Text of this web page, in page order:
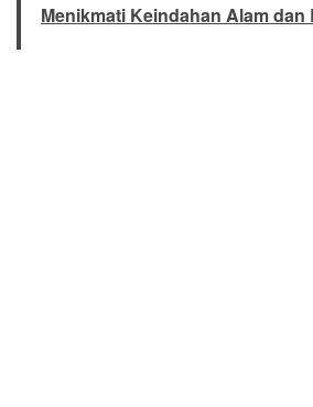
Menikmati Keindahan Alam dan